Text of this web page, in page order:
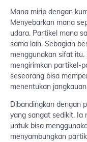
Mana mirip dengan
Menyebarkan mana
udara. Partikel mana
sama lain. Sebagian
menggunakan sifat
mengirimkan partikel-
seseorang bisa
menentukan
Dibandingkan dengan
yang sangat sedikit. Ia
untuk bisa
menyambungkan